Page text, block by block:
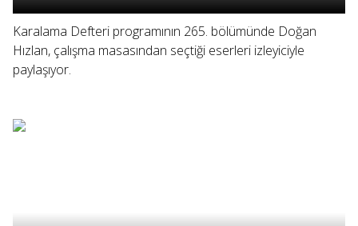
Karalama Defteri programının 265. bölümünde Doğan
Hızlan, çalışma masasından seçtiği eserleri izleyiciyle
paylaşıyor.